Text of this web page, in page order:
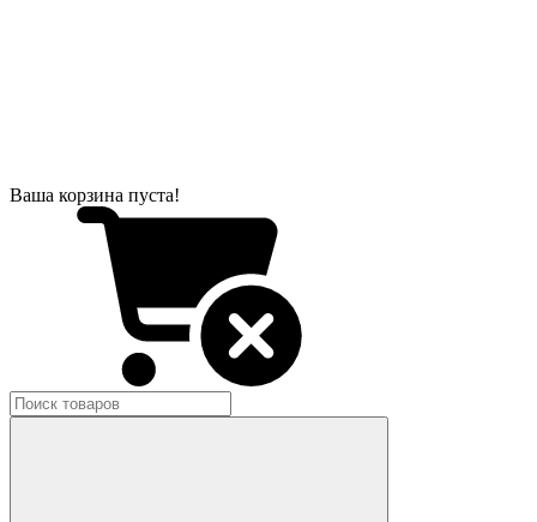
Ваша корзина пуста!